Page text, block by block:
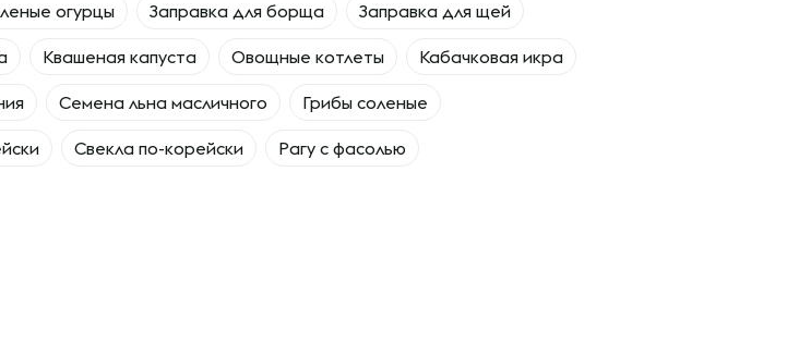
огурцы Заправка для борща Заправка для щей
Квашеная капуста Овощные котлеты Кабачковая икра
Семена льна масличного Грибы соленые
Свекла по-корейски Рагу с фасолью